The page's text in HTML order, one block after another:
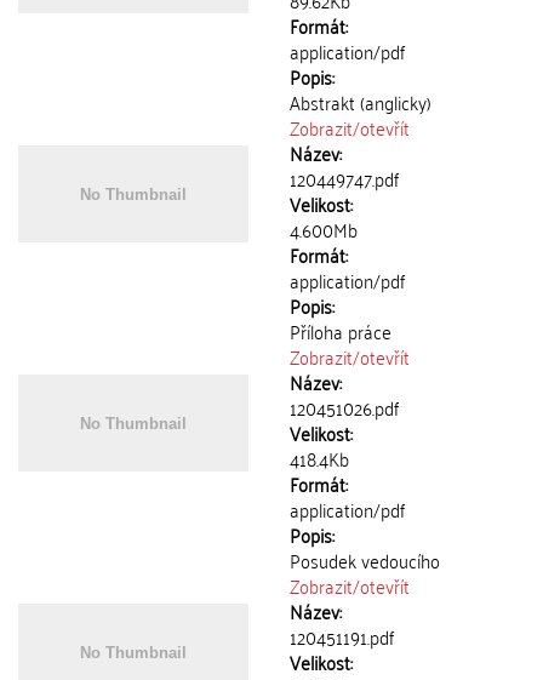
Formát:
application/pdf
Popis:
Abstrakt (anglicky)
Zobrazit/otevřít
Název:
120449747.pdf
Velikost:
4.600Mb
Formát:
application/pdf
Popis:
Příloha práce
Zobrazit/otevřít
Název:
120451026.pdf
Velikost:
418.4Kb
Formát:
application/pdf
Popis:
Posudek vedoucího
Zobrazit/otevřít
Název:
120451191.pdf
Velikost: